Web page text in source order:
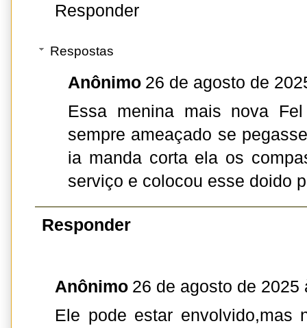
Responder
Respostas
Anônimo 26 de agosto de
Essa menina mais nova
sempre ameaçado se
ia manda corta ela os
serviço e colocou esse doido
Responder
Anônimo 26 de agosto de 2025
Ele pode estar envolvido,mas